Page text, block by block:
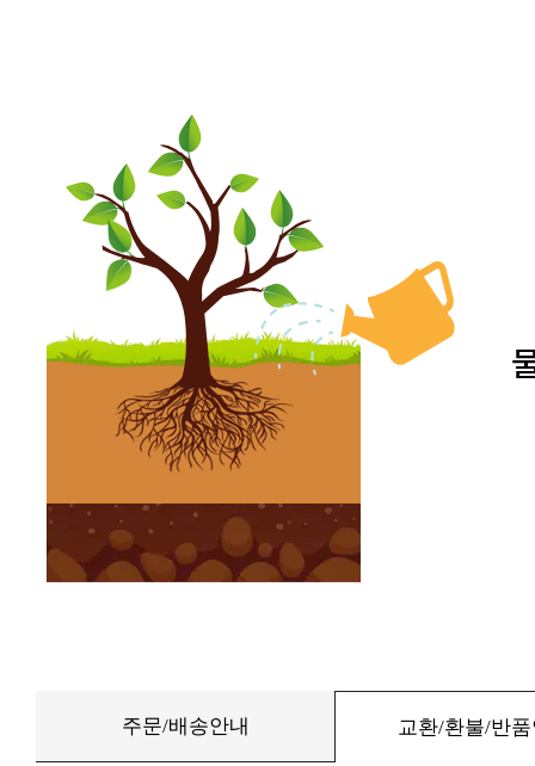
주문/배송안내 교환/환불/반